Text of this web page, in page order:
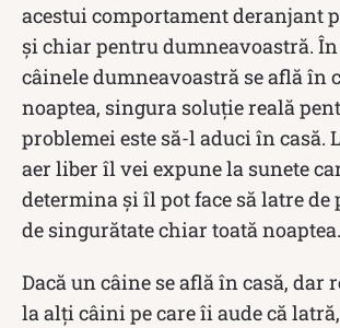
acestui comportament deranjant
și chiar pentru dumneavoastră.
câinele dumneavoastră se află în
noaptea, singura soluție reală
problemei este să-l aduci în casă.
aer liber îl vei expune la sunete
determina și îl pot face să latre de
de singurătate chiar toată noaptea.
Dacă un câine se află în casă, dar
la alți câini pe care îi aude că